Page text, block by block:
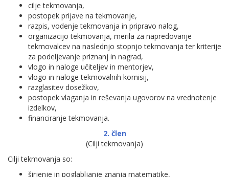
cilje tekmovanja,
postopek prijave na tekmovanje,
razpis, vodenje tekmovanja in pripravo nalog,
organizacijo tekmovanja, merila za napredovanje
tekmovalcev na naslednjo stopnjo tekmovanja ter kriterije
za podeljevanje priznanj in nagrad,
vlogo in naloge učiteljev in mentorjev,
vlogo in naloge tekmovalnih komisij,
razglasitev dosežkov,
postopek vlaganja in reševanja ugovorov na vrednotenje
izdelkov,
financiranje tekmovanja.
2. člen
(Cilji tekmovanja)
Cilji tekmovanja so:
širjenje in poglabljanje znanja matematike,